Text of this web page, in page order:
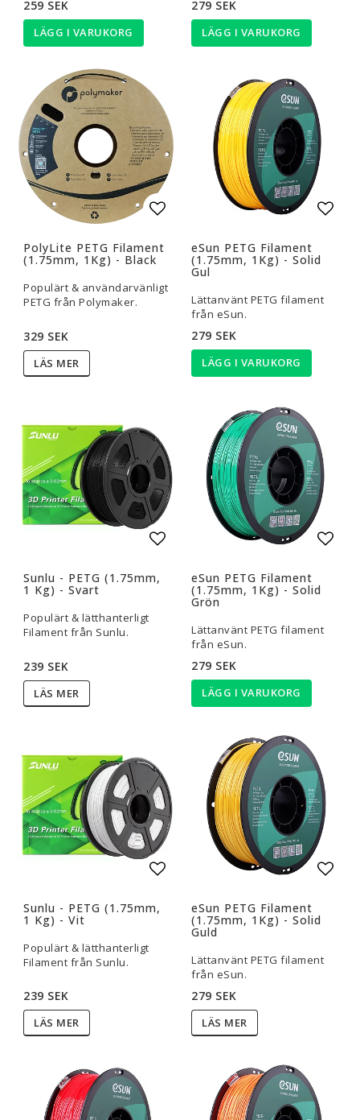
259 SEK
LÄGG I VARUKORG
279 SEK
LÄGG I VARUKORG
PolyLite PETG Filament
(1.75mm, 1Kg) - Black
Populärt & användarvänligt
PETG från Polymaker.
329 SEK
LÄS MER
eSun PETG Filament
(1.75mm, 1Kg) - Solid
Gul
Lättanvänt PETG filament
från eSun.
279 SEK
LÄGG I VARUKORG
Sunlu - PETG (1.75mm,
1 Kg) - Svart
Populärt & lätthanterligt
Filament från Sunlu.
239 SEK
LÄS MER
eSun PETG Filament
(1.75mm, 1Kg) - Solid
Grön
Lättanvänt PETG filament
från eSun.
279 SEK
LÄGG I VARUKORG
Sunlu - PETG (1.75mm,
1 Kg) - Vit
Populärt & lätthanterligt
Filament från Sunlu.
239 SEK
LÄS MER
eSun PETG Filament
(1.75mm, 1Kg) - Solid
Guld
Lättanvänt PETG filament
från eSun.
279 SEK
LÄS MER